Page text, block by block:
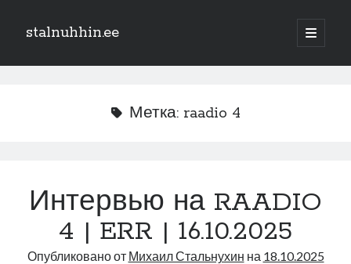
stalnuhhin.ee
отрыть
Боковая
В мире
Интеграция
Интервью
Книга
Метка: raadio 4
Интервью на RAADIO
4 | ERR | 16.10.2025
Опубликовано от Михаил Стальнухин на 18.10.2025